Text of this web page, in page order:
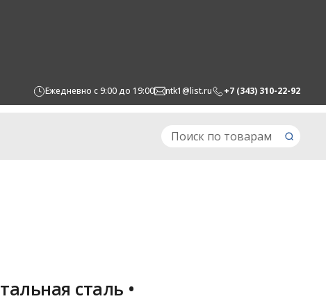
Ежедневно с 9:00 до 19:00 ntk1@list.ru +7 (343) 310-22-92
сталь •